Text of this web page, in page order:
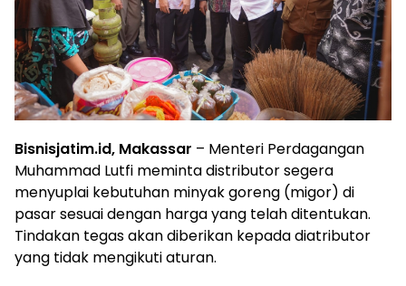
Bisnisjatim.id, Makassar – Menteri Perdagangan
Muhammad Lutfi meminta distributor segera
menyuplai kebutuhan minyak goreng (migor) di
pasar sesuai dengan harga yang telah ditentukan.
Tindakan tegas akan diberikan kepada diatributor
yang tidak mengikuti aturan.